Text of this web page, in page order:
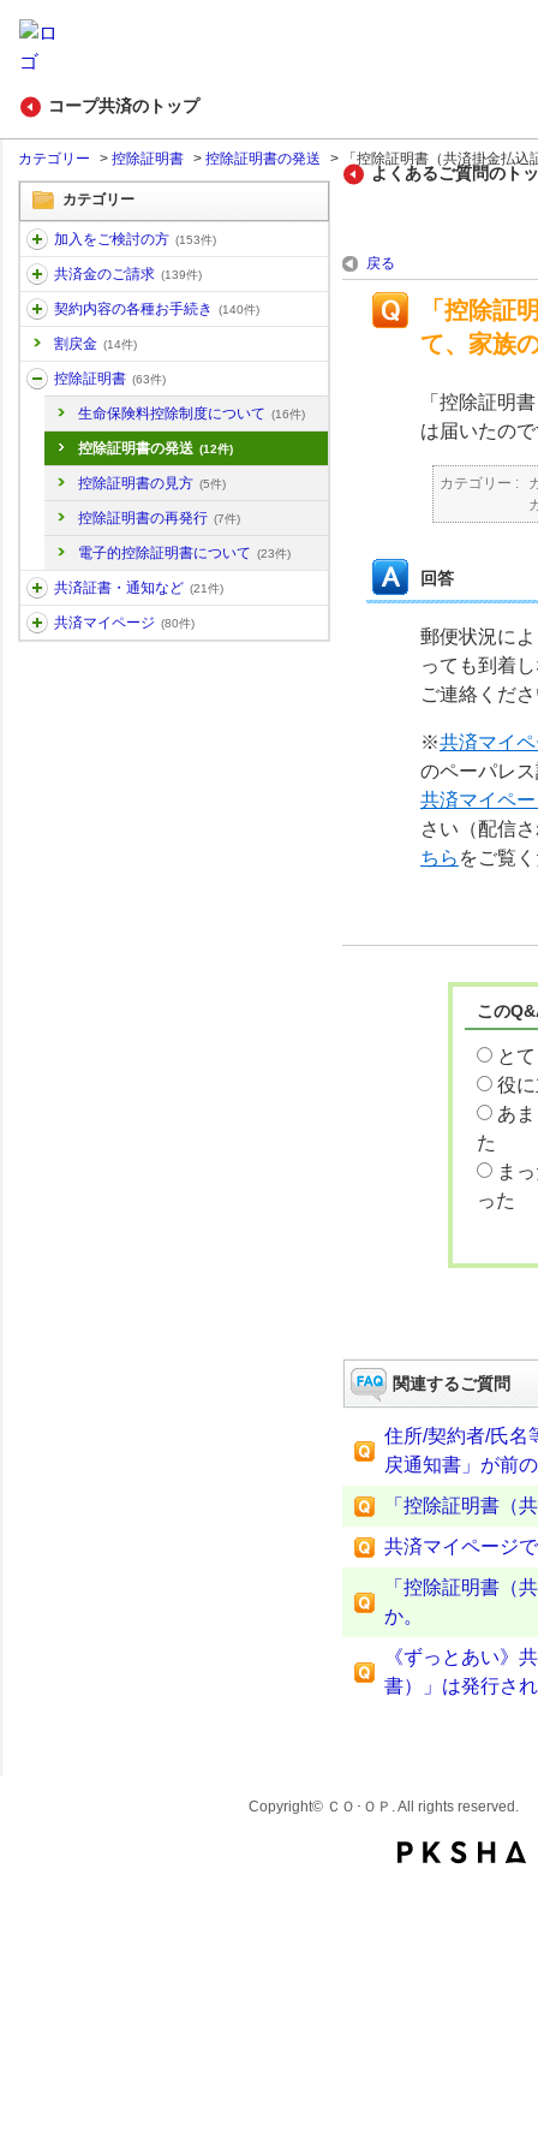
コープ共済のトップ
カテゴリー > 控除証明書 > 控除証明書の発送 > 「控除証明書（共済掛金払込
カテゴリー
加入をご検討の方 (153件)
共済金のご請求 (139件)
契約内容の各種お手続き (140件)
割戻金 (14件)
控除証明書 (63件)
生命保険料控除制度について (16件)
控除証明書の発送 (12件)
控除証明書の見方 (5件)
控除証明書の再発行 (7件)
電子的控除証明書について (23件)
共済証書・通知など (21件)
共済マイページ (80件)
よくあるご質問のト
戻る
「控除証
て、家族
「控除証明
は届いたの
カテゴリー :
回答
郵便状況に
っても到着
ご連絡くだ
※共済マイ
のペーパレ
共済マイペ
さい（配信
ちら をご覧
この
と
役
あ
た
ま
った
関連するご質問
住所/契約者/氏名
戻通知書」が前
「控除証明書（
共済マイページ
「控除証明書（
か。
《ずっとあい》
書）」は発行さ
Copyright© ＣＯ･ＯＰ. All rights reserved.